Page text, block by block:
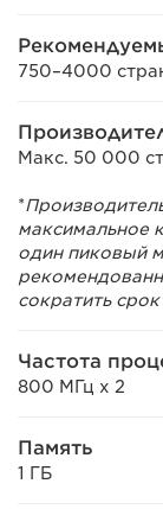
750–4000
Макс. 50 000
*
максимальное
один пиковый
сократить
Частота
800 МГц x 2
Память
1 ГБ